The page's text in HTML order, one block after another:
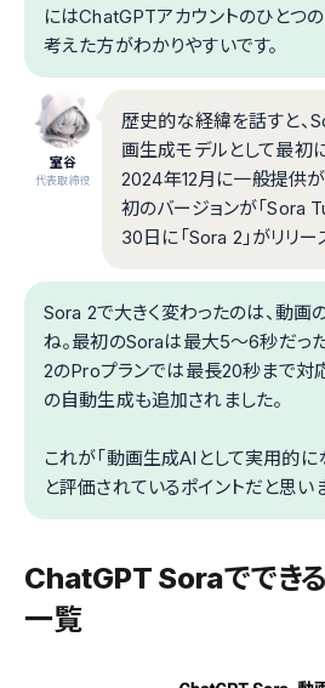
にはChatGPTアカウントのひとつ
考えた方がわかりやすいです。
室谷
代表取締役
歴史的な経緯を話すと、
画生成モデルとして最初
2024年12月に一般提供が
初のバージョンが「Sora
30日に「Sora 2」がリリー
Sora 2で大きく変わったのは、動画
ね。最初のSoraは最大5〜6秒だっ
2のProプランでは最長20秒まで対
の自動生成も追加されました。
これが「動画生成AIとして実用的に
と評価されているポイントだと思い
ChatGPT Soraでできる
一覧